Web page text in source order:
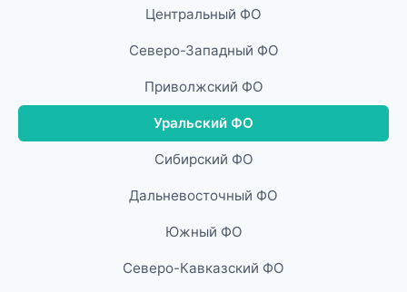
Центральный ФО
Северо-Западный ФО
Приволжский ФО
Уральский ФО
Сибирский ФО
Дальневосточный ФО
Южный ФО
Северо-Кавказский ФО